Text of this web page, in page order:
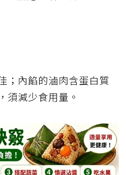
；內餡的滷肉含蛋白質
須減少食用量。